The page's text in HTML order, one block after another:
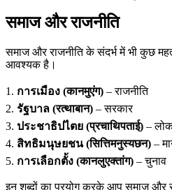
समाज और राजनीति
समाज और राजनीति के संदर्भ में भी कुछ
आवश्यक है।
1. การเมือง (कानमुएंग) – राजनीति
2. รัฐบาล (रत्थाबान) – सरकार
3. ประชาธิปไตย (प्रचाथिपताई) –
4. สิทธิมนุษยชน (सित्तिमनुस्यछन) –
5. การเลือกตั้ง (कानलुएक्तांग) – चुनाव
इन शब्दों का प्रयोग करके आप समाज और